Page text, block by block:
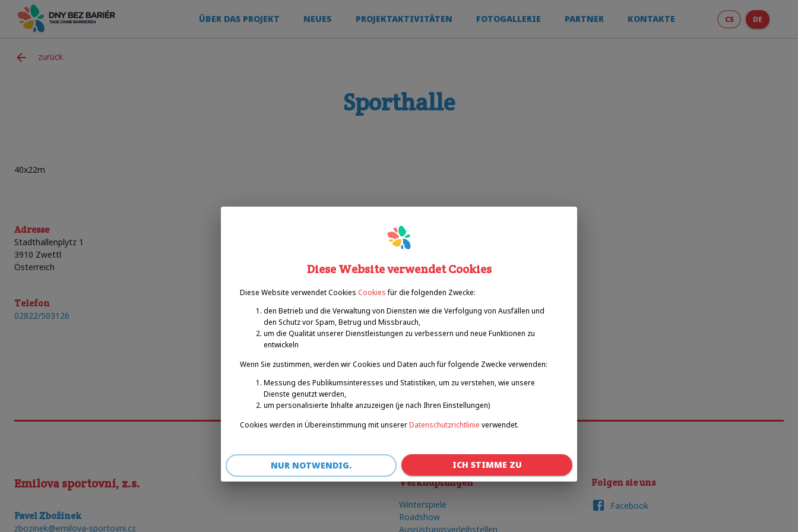
ÜBER DAS PROJEKT NEUES PROJEKTAKTIVITÄTEN FOTOGALLERIE PARTNER KONTAKTE CS DE
zurück
Sporthalle
40x22m
Adresse
Stadthallenplytz 1
3910 Zwettl
Österreich
Telefon
02822/503126
Emilova sportovní, z.s.
Pavel Zbožínek
zbozinek@emilova-sportovni.cz
Verknüpfungen
Winterspiele
Roadshow
Ausrüstungsverleihstellen
Folgen sie uns
Facebook
Diese Website verwendet Cookies
Diese Website verwendet Cookies Cookies für die folgenden Zwecke:
den Betrieb und die Verwaltung von Diensten wie die Verfolgung von Ausfällen und
den Schutz vor Spam, Betrug und Missbrauch,
um die Qualität unserer Dienstleistungen zu verbessern und neue Funktionen zu
entwickeln
Wenn Sie zustimmen, werden wir Cookies und Daten auch für folgende Zwecke verwenden:
Messung des Publikumsinteresses und Statistiken, um zu verstehen, wie unsere
Dienste genutzt werden,
um personalisierte Inhalte anzuzeigen (je nach Ihren Einstellungen)
Cookies werden in Übereinstimmung mit unsererDatenschutzrichtlinie verwendet.
NUR NOTWENDIG. ICH STIMME ZU